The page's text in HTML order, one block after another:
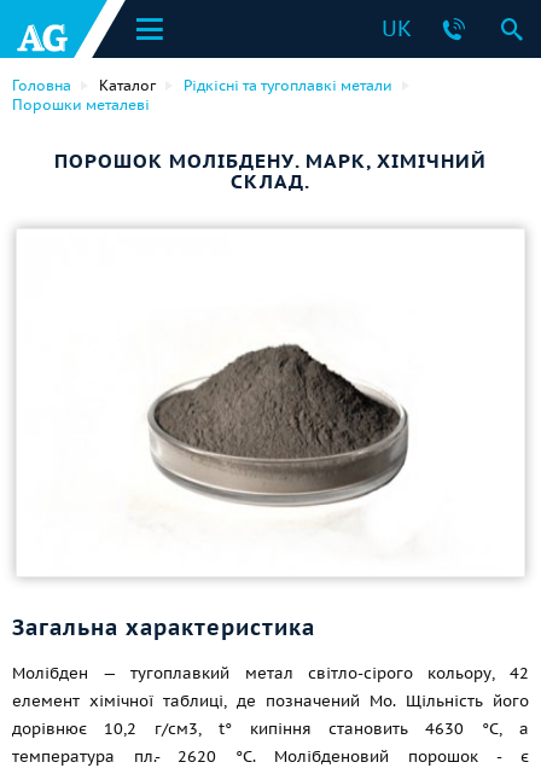
UK
Головна Каталог
Рідкісні та тугоплавкі метали
Порошки металеві
ПОРОШОК МОЛІБДЕНУ. МАРК, ХІМІЧНИЙ
СКЛАД.
Загальна характеристика
Молібден — тугоплавкий метал світло-сірого кольору, 42
елемент хімічної таблиці, де позначений Mo. Щільність його
дорівнює 10,2 г/см3, t° кипіння становить 4630 °C, а
температура пл.- 2620 °C. Молібденовий порошок - є